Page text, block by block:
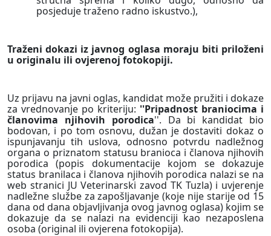
posjeduje traženo radno iskustvo.),
Traženi dokazi iz javnog oglasa moraju biti priloženi
u originalu ili ovjerenoj fotokopiji.
Uz prijavu na javni oglas, kandidat može pružiti i dokaze
za vrednovanje po kriteriju: ''Pripadnost braniocima i
članovima njihovih porodica''. Da bi kandidat bio
bodovan, i po tom osnovu, dužan je dostaviti dokaz o
ispunjavanju tih uslova, odnosno potvrdu nadležnog
organa o priznatom statusu branioca i članova njihovih
porodica (popis dokumentacije kojom se dokazuje
status branilaca i članova njihovih porodica nalazi se na
web stranici JU Veterinarski zavod TK Tuzla) i uvjerenje
nadležne službe za zapošljavanje (koje nije starije od 15
dana od dana objavljivanja ovog javnog oglasa) kojim se
dokazuje da se nalazi na evidenciji kao nezaposlena
osoba (original ili ovjerena fotokopija).